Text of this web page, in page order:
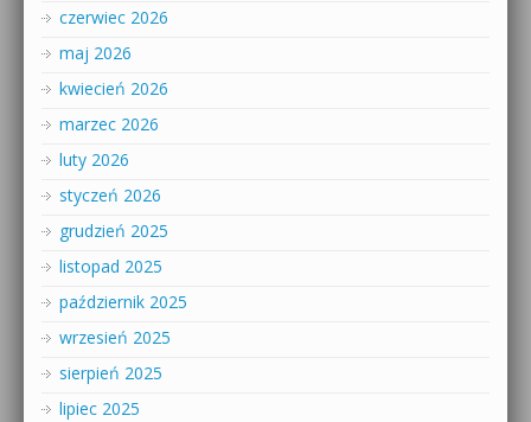
czerwiec 2026
maj 2026
kwiecień 2026
marzec 2026
luty 2026
styczeń 2026
grudzień 2025
listopad 2025
październik 2025
wrzesień 2025
sierpień 2025
lipiec 2025